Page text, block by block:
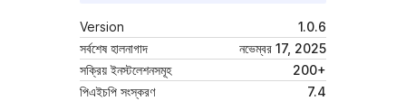
Version
1.0.6
সর্বশেষ হালনাগাদ
নভেম্বর 17, 2025
সক্রিয় ইনস্টলেশনসমূহ
200+
পিএইচপি সংস্করণ
7.4